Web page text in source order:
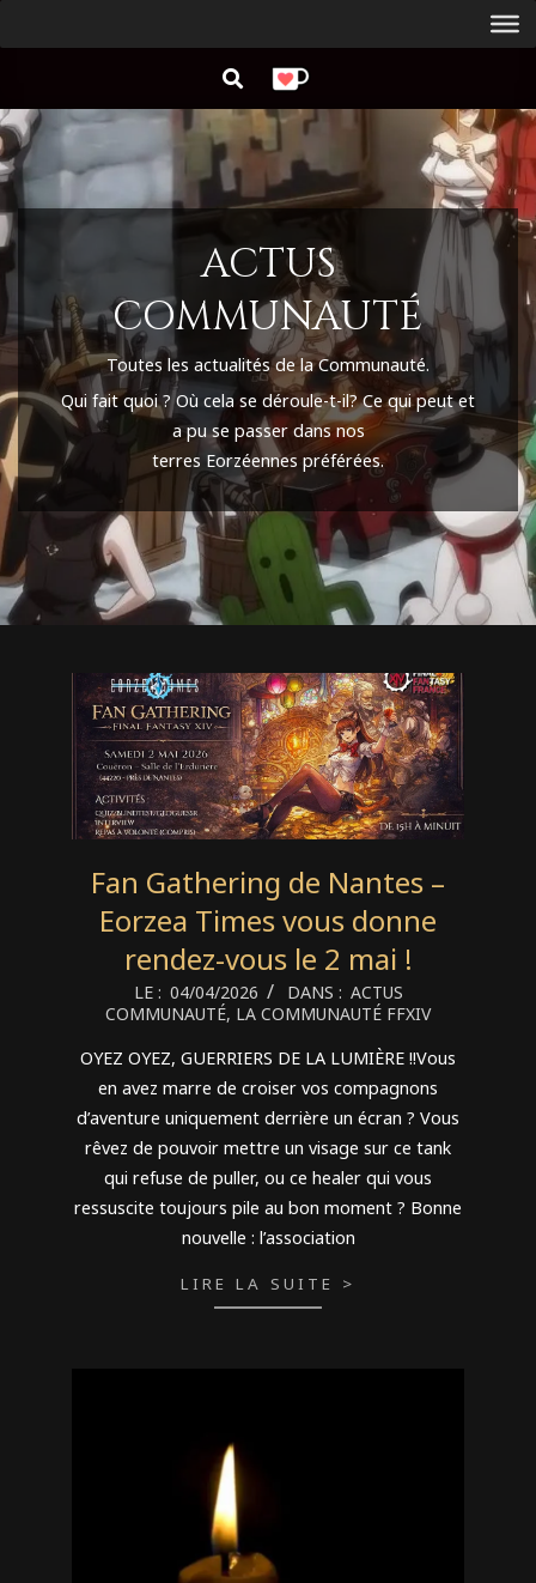
au
de
principal
RECHERCHER
ACTUS
COMMUNAUTÉ
Toutes les actualités de la Communauté.
Qui fait quoi ?Où cela se déroule-t-il?Ce qui peut et
a pu se passer dans nos
terres Eorzéennes préférées.
Fan Gathering de Nantes –
Eorzea Times vous donne
rendez-vous le 2 mai !
04
LE : 04/04/2026 DANS : ACTUS
COMMUNAUTÉ, LA COMMUNAUTÉ FFXIV
OYEZ OYEZ, GUERRIERS DE LA LUMIÈRE !!Vous
en avez marre de croiser vos compagnons
d’aventure uniquement derrière un écran ? Vous
rêvez de pouvoir mettre un visage sur ce tank
qui refuse de puller, ou ce healer qui vous
ressuscite toujours pile au bon moment ? Bonne
nouvelle : l’association
LIRE LA SUITE >